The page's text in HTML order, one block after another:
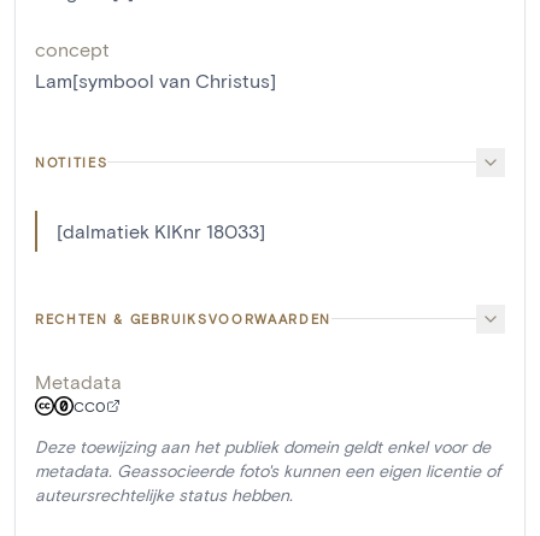
concept
Lam[symbool van Christus]
NOTITIES
[dalmatiek KIKnr 18033]
RECHTEN & GEBRUIKSVOORWAARDEN
Metadata
CC0
Deze toewijzing aan het publiek domein geldt enkel voor de
metadata. Geassocieerde foto's kunnen een eigen licentie of
auteursrechtelijke status hebben.